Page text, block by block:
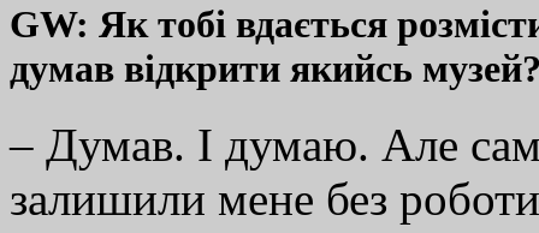
GW: Як тобі вдається
думав відкрити якийсь
– Думав. І думаю. Але
залишили мене без